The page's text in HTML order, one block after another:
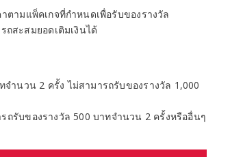
ตามแพ็คเกจที่กำหนดเพื่อรับของรางวัล
ถสะสมยอดเติมเงินได้
ำนวน 2 ครั้ง ไม่สามารถรับของรางวัล 1,000
ถรับของรางวัล 500 บาทจำนวน 2 ครั้งหรืออื่นๆ